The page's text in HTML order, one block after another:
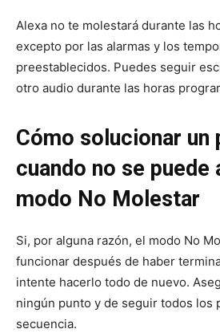
Alexa no te molestará durante las
excepto por las alarmas y los
preestablecidos. Puedes seguir
otro audio durante las horas
Cómo solucionar un
cuando no se puede
modo No Molestar
Si, por alguna razón, el modo No
funcionar después de haber
intente hacerlo todo de nuevo.
ningún punto y de seguir todos los
secuencia.